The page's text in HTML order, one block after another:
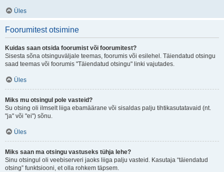
Üles
Foorumitest otsimine
Kuidas saan otsida foorumist või foorumitest?
Sisesta sõna otsinguväljale teemas, foorumis või esilehel. Täiendatud otsingu
saad teemas või foorumis "Täiendatud otsingu" linki vajutades.
Üles
Miks mu otsingul pole vasteid?
Su otsing oli ilmselt liiga ebamäärane või sisaldas palju tihtikasutatavaid (nt.
"ja" või "ei") sõnu.
Üles
Miks saan ma otsingu vastuseks tühja lehe?
Sinu otsingul oli veebiserveri jaoks liiga palju vasteid. Kasutaja “täiendatud
otsing” funktsiooni, et olla rohkem täpsem.